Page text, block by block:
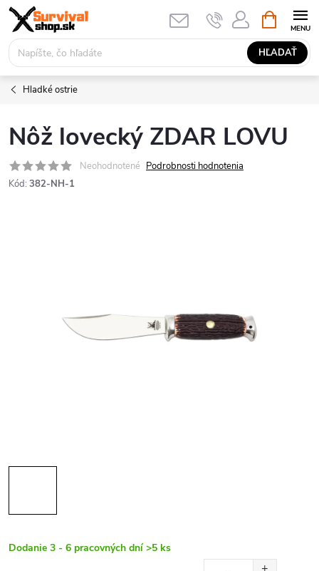
Prejsť
obsah
HĽADAŤ
KOŠÍK
Hladké ostrie
Nôž lovecký ZDAR LOVU
Neohodnotené Podrobnosti hodnotenia
Kód: 382-NH-1
Dodanie 3 - 6 pracovných dní >5 ks